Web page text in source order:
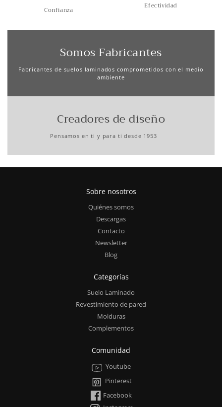
Confianza Efectividad
Somos Fabricantes
Fabricantes de suelos laminados comprometidos con el medio
ambiente
Creadores de diseño
Pensamos en ti y para ti desde 1953
Sobre nosotros
Quiénes somos
Descargas
Contacto
Newsletter
Blog
Categorías
Suelo Laminado
Revestimiento de pared
Molduras
Complementos
Comunidad
Youtube
Pinterest
Facebook